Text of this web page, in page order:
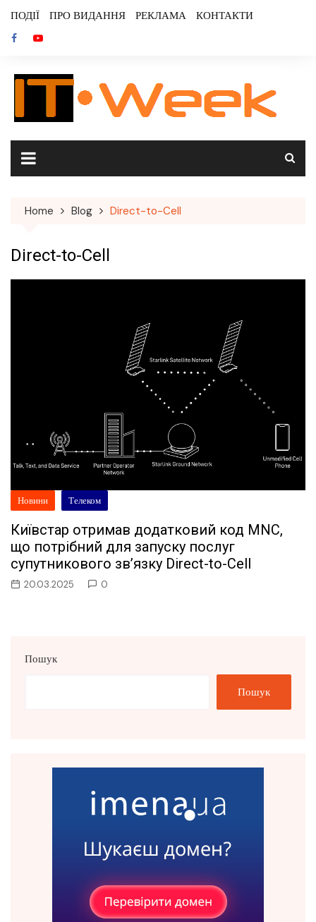
content
ПОДІЇ ПРО ВИДАННЯ РЕКЛАМА КОНТАКТИ
Home Blog Direct-to-Cell
Direct-to-Cell
Новини Телеком
Київстар отримав додатковий код MNC,
що потрібний для запуску послуг
супутникового зв’язку Direct-to-Cell
20.03.2025 0
Пошук
Пошук